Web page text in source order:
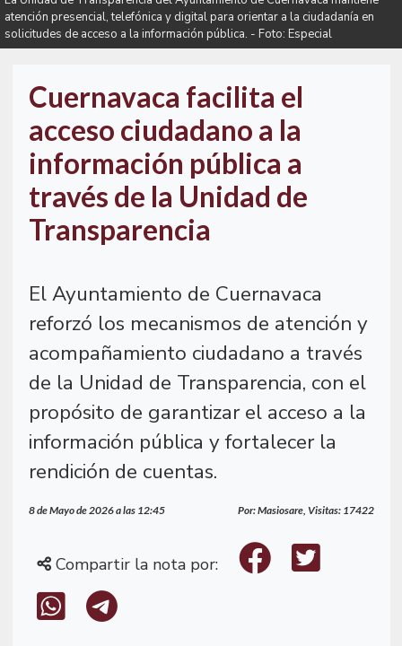
atención presencial, telefónica y digital para orientar a la ciudadanía en
solicitudes de acceso a la información pública. - Foto: Especial
Cuernavaca facilita el
acceso ciudadano a la
información pública a
través de la Unidad de
Transparencia
El Ayuntamiento de Cuernavaca
reforzó los mecanismos de atención y
acompañamiento ciudadano a través
de la Unidad de Transparencia, con el
propósito de garantizar el acceso a la
información pública y fortalecer la
rendición de cuentas.
8 de Mayo de 2026 a las 12:45 Por: Masiosare, Visitas: 17422
Compartir la nota por: